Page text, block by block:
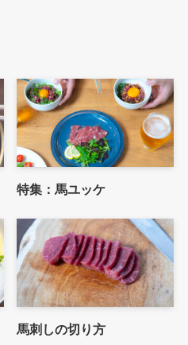
特集：馬ユッケ
馬刺しの切り方